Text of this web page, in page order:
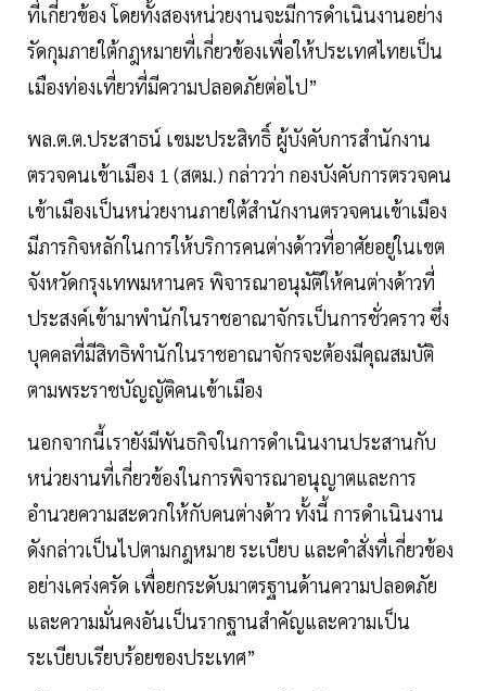
ที่เกี่ยวข้อง โดยทั้งสองหน่วยงานจะมีการดำเนินงานอย่าง
รัดกุมภายใต้กฎหมายที่เกี่ยวข้องเพื่อให้ประเทศไทยเป็น
เมืองท่องเที่ยวที่มีความปลอดภัยต่อไป”
พล.ต.ต.ประสาธน์ เขมะประสิทธิ์ ผู้บังคับการสำนักงาน
ตรวจคนเข้าเมือง 1 (สตม.) กล่าวว่า กองบังคับการตรวจคน
เข้าเมืองเป็นหน่วยงานภายใต้สำนักงานตรวจคนเข้าเมือง
มีภารกิจหลักในการให้บริการคนต่างด้าวที่อาศัยอยู่ในเขต
จังหวัดกรุงเทพมหานคร พิจารณาอนุมัติให้คนต่างด้าวที่
ประสงค์เข้ามาพำนักในราชอาณาจักรเป็นการชั่วคราว ซึ่ง
บุคคลที่มีสิทธิพำนักในราชอาณาจักรจะต้องมีคุณสมบัติ
ตามพระราชบัญญัติคนเข้าเมือง
นอกจากนี้เรายังมีพันธกิจในการดำเนินงานประสานกับ
หน่วยงานที่เกี่ยวข้องในการพิจารณาอนุญาตและการ
อำนวยความสะดวกให้กับคนต่างด้าว ทั้งนี้ การดำเนินงาน
ดังกล่าวเป็นไปตามกฎหมาย ระเบียบ และคำสั่งที่เกี่ยวข้อง
อย่างเคร่งครัด เพื่อยกระดับมาตรฐานด้านความปลอดภัย
และความมั่นคงอันเป็นรากฐานสำคัญและความเป็น
ระเบียบเรียบร้อยของประเทศ”